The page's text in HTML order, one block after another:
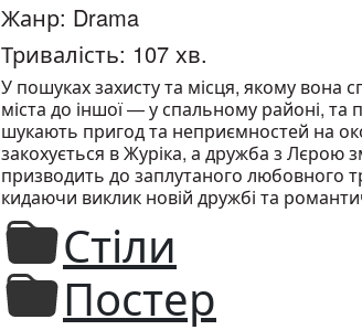
Жанр: Drama
Тривалість: 107 хв.
У пошуках захисту та місця, якому вона
міста до іншої — у спальному районі, та
шукають пригод та неприємностей на
закохується в Журіка, а дружба з Лєрою
призводить до заплутаного любовного
кидаючи виклик новій дружбі та
Стіли
Постер